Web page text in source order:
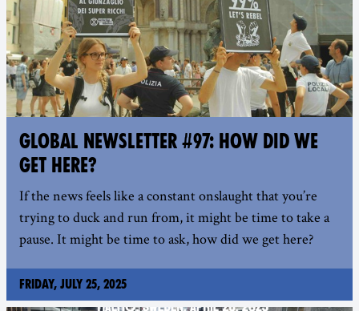
GLOBAL NEWSLETTER #97: HOW DID WE
GET HERE?
If the news feels like a constant onslaught that you’re
trying to duck and run from, it might be time to take a
pause. It might be time to ask, how did we get here?
Friday, July 25, 2025